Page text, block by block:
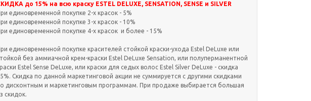
до 15% на всю краску ESTEL DELUXE, SENSATION, SENSE и SILVER
единовременной покупке 2-х красок - 5%
единовременной покупке 3-х красок - 10%
единовременной покупке 4-х красок и более - 15%
единовременной покупке красителей стойкой краски-ухода Estel DeLuxe или
без аммиачной крем-краски Estel DeLuxe Sensation, или полуперманентной
Estel Sense DeLuxe, или краски для седых волос Estel Silver DeLuxe - скидка
Скидка по данной маркетинговой акции не суммируется с другими скидками
дисконтным и маркетинговым программам. При продаже выбирается большая
скидок.